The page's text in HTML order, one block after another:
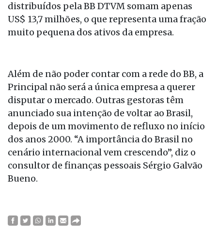
distribuídos pela BB DTVM somam apenas
US$ 13,7 milhões, o que representa uma fração
muito pequena dos ativos da empresa.
Além de não poder contar com a rede do BB, a
Principal não será a única empresa a querer
disputar o mercado. Outras gestoras têm
anunciado sua intenção de voltar ao Brasil,
depois de um movimento de refluxo no início
dos anos 2000. “A importância do Brasil no
cenário internacional vem crescendo”, diz o
consultor de finanças pessoais Sérgio Galvão
Bueno.